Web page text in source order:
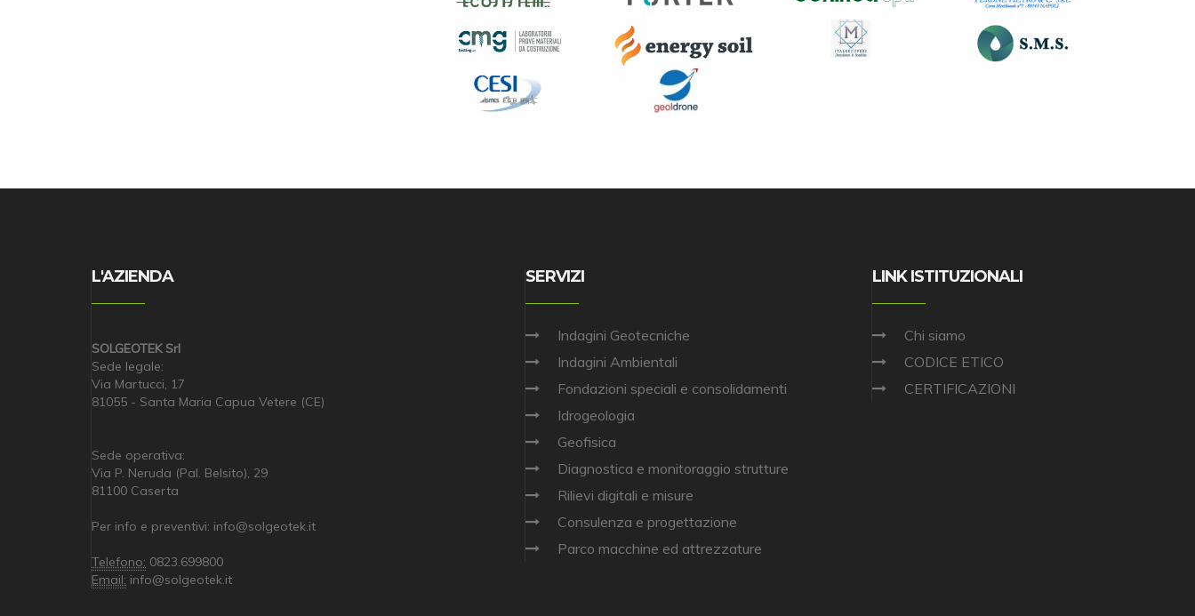
L'AZIENDA
SOLGEOTEK Srl
Sede legale:
Via Martucci, 17
81055 - Santa Maria Capua Vetere (CE)
Sede operativa:
Via P. Neruda (Pal. Belsito), 29
81100 Caserta
Per info e preventivi: info@solgeotek.it
Telefono: 0823.699800
Email: info@solgeotek.it
SERVIZI
Indagini Geotecniche
Indagini Ambientali
Fondazioni speciali e consolidamenti
Idrogeologia
Geofisica
Diagnostica e monitoraggio strutture
Rilievi digitali e misure
Consulenza e progettazione
Parco macchine ed attrezzature
LINK ISTITUZIONALI
Chi siamo
CODICE ETICO
CERTIFICAZIONI